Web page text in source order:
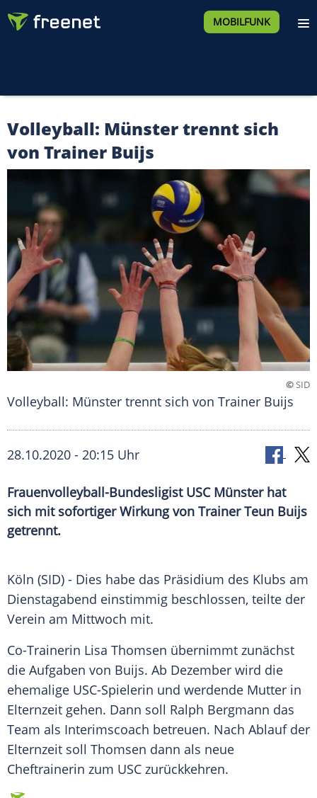
MOBILFUNK
Volleyball: Münster trennt sich
von Trainer Buijs
©SID
Volleyball: Münster trennt sich von Trainer Buijs
28.10.2020 - 20:15 Uhr
Frauenvolleyball-Bundesligist USC Münster hat
sich mit sofortiger Wirkung von Trainer Teun Buijs
getrennt.
Köln (SID) - Dies habe das Präsidium des Klubs am
Dienstagabend einstimmig beschlossen, teilte der
Verein am Mittwoch mit.
Co-Trainerin Lisa Thomsen übernimmt zunächst
die Aufgaben von Buijs. Ab Dezember wird die
ehemalige USC-Spielerin und werdende Mutter in
Elternzeit gehen. Dann soll Ralph Bergmann das
Team als Interimscoach betreuen. Nach Ablauf der
Elternzeit soll Thomsen dann als neue
Cheftrainerin zum USC zurückkehren.